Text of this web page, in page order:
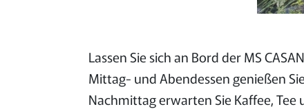
Lassen Sie sich an Bord der MS
Mittag- und Abendessen genießen
Nachmittag erwarten Sie Kaffee, Tee